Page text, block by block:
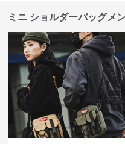
ミニ ショルダーバッグメ